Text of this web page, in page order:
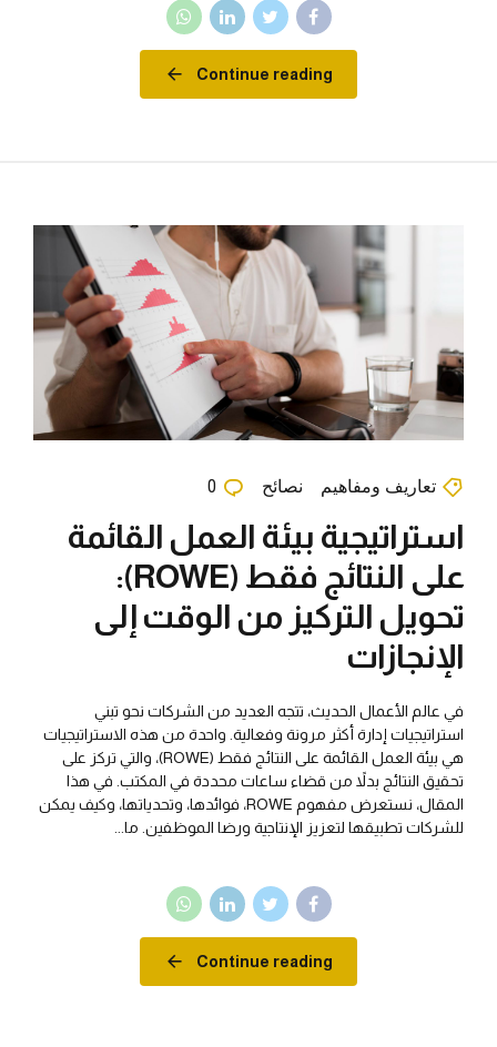
Continue reading
تعاريف ومفاهيم نصائح 0
استراتيجية بيئة العمل القائمة
على النتائج فقط (ROWE):
تحويل التركيز من الوقت إلى
الإنجازات
في عالم الأعمال الحديث، تتجه العديد من الشركات نحو تبني
استراتيجيات إدارة أكثر مرونة وفعالية. واحدة من هذه الاستراتيجيات
هي بيئة العمل القائمة على النتائج فقط (ROWE)، والتي تركز على
تحقيق النتائج بدلاً من قضاء ساعات محددة في المكتب. في هذا
المقال، نستعرض مفهوم ROWE، فوائدها، وتحدياتها، وكيف يمكن
للشركات تطبيقها لتعزيز الإنتاجية ورضا الموظفين. ما...
Continue reading